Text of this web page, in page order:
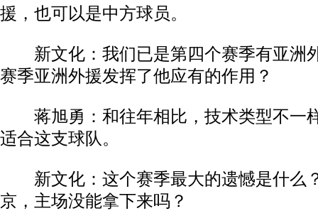
援，也可以是中方球员。
新文化：我们已是第四个赛季有亚洲
赛季亚洲外援发挥了他应有的作用？
蒋旭勇：和往年相比，技术类型不一
适合这支球队。
新文化：这个赛季最大的遗憾是什么
京，主场没能拿下来吗？